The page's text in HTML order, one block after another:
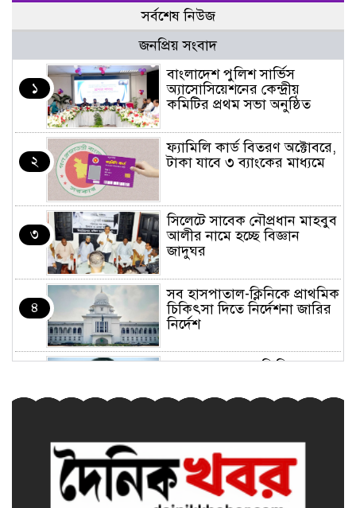
সর্বশেষ নিউজ
জনপ্রিয় সংবাদ
১
বাংলাদেশ পুলিশ সার্ভিস
অ্যাসোসিয়েশনের কেন্দ্রীয়
কমিটির প্রথম সভা অনুষ্ঠিত
২
ফ্যামিলি কার্ড বিতরণ অক্টোবরে,
টাকা যাবে ৩ ব্যাংকের মাধ্যমে
৩
সিলেটে সাবেক নৌপ্রধান মাহবুব
আলীর নামে হচ্ছে বিজ্ঞান
জাদুঘর
৪
সব হাসপাতাল-ক্লিনিকে প্রাথমিক
চিকিৎসা দিতে নির্দেশনা জারির
নির্দেশ
যেসব জেলায় ৬০ কিমি বেগে
ফ্যাসিবাদ বিরোধী অপশক্তি
জুলাই গণঅভ্যুত্থানকে বিতর্কিত
করার অপচেষ্টা করছে:
সমাজকল্যাণ প্রতিমন্ত্রী